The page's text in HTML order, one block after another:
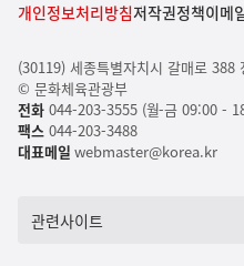
개인정보처리방침저작권정책이메
(30119) 세종특별자치시 갈매로 388
© 문화체육관광부
전화044-203-3555 (월-금 09:00 -
팩스044-203-3488
대표메일 webmaster@korea.kr
관련사이트